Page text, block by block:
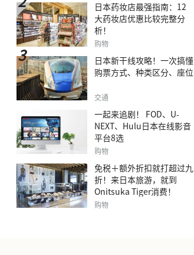
日本药妆店最强指南：12
大药妆店优惠比较完整分
析！
购物
日本新干线攻略！一次搞懂
购票方式、种类区分、座位
交通
一起来追剧！ FOD、U-
NEXT、Hulu日本在线影音
平台8选
购物
免税＋额外折扣就打超过九
折！来日本旅游，就到
Onitsuka Tiger消费！
购物